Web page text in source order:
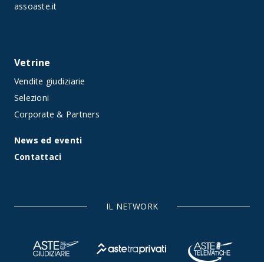
assoaste.it
Vetrine
Vendite giudiziarie
Selezioni
Corporate & Partners
News ed eventi
Contattaci
IL NETWORK